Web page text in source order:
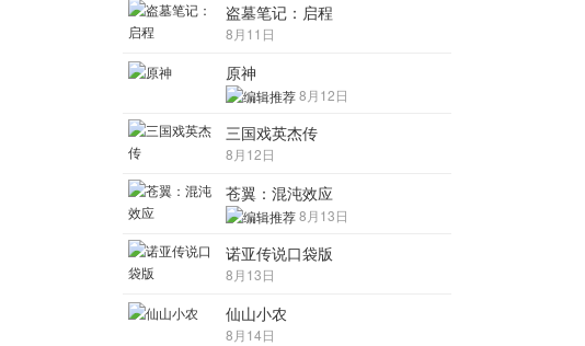
盗墓笔记：启程
8月11日
原神
8月12日
三国戏英杰传
8月12日
苍翼：混沌效应
8月13日
诺亚传说口袋版
8月13日
仙山小农
8月14日